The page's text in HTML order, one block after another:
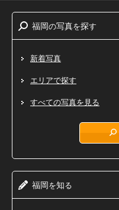
福岡の写真を探す
新着写真
エリアで探す
すべての写真を見る
福岡を知る